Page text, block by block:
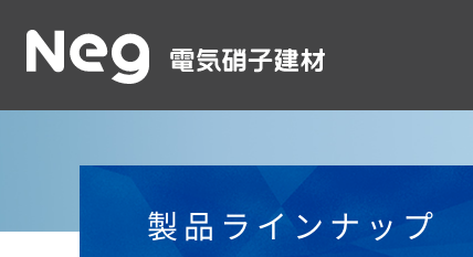
製品ラインナップ